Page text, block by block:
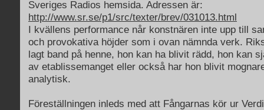
Sveriges Radios hemsida. Adressen är:
http://www.sr.se/p1/src/texter/brev/031013.html
I kvällens performance når konstnären inte upp till
och provokativa höjder som i ovan nämnda verk.
lagt band på henne, hon kan ha blivit rädd, hon kan
av etablissemanget eller också har hon blivit
analytisk.
Föreställningen inleds med att Fångarnas kör ur